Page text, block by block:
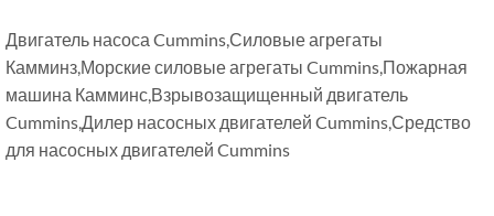
Двигатель насоса Cummins,Силовые агрегаты
Камминз,Морские силовые агрегаты Cummins,Пожарная
машина Камминс,Взрывозащищенный двигатель
Cummins,Дилер насосных двигателей Cummins,Средство
для насосных двигателей Cummins